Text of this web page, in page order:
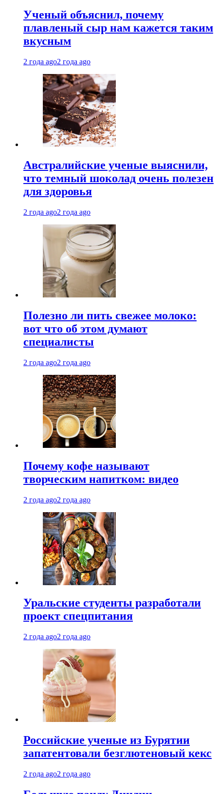
Ученый объяснил, почему
плавленый сыр нам кажется таким
вкусным
2 года ago2 года ago
Австралийские ученые выяснили,
что темный шоколад очень полезен
для здоровья
2 года ago2 года ago
Полезно ли пить свежее молоко:
вот что об этом думают
специалисты
2 года ago2 года ago
Почему кофе называют
творческим напитком: видео
2 года ago2 года ago
Уральские студенты разработали
проект спецпитания
2 года ago2 года ago
Российские ученые из Бурятии
запатентовали безглютеновый кекс
2 года ago2 года ago